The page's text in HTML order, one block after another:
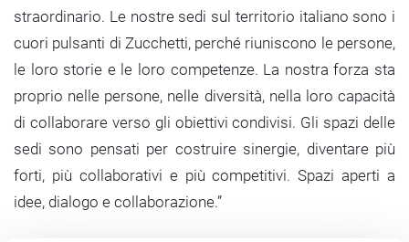
straordinario. Le nostre sedi sul territorio italiano sono i
cuori pulsanti di Zucchetti, perché riuniscono le persone,
le loro storie e le loro competenze. La nostra forza sta
proprio nelle persone, nelle diversità, nella loro capacità
di collaborare verso gli obiettivi condivisi. Gli spazi delle
sedi sono pensati per costruire sinergie, diventare più
forti, più collaborativi e più competitivi. Spazi aperti a
idee, dialogo e collaborazione.”